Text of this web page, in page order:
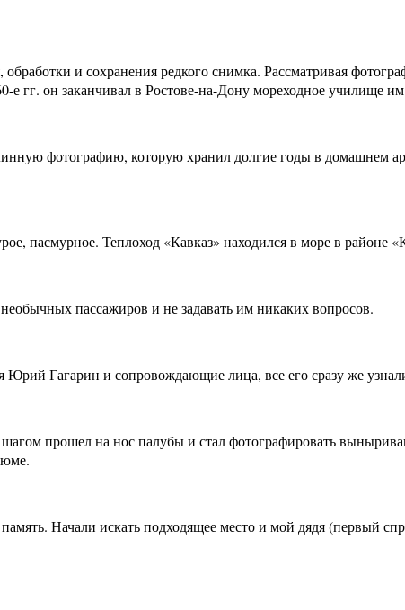
и сохранения редкого снимка. Рассматривая
е гг. он заканчивал в Ростове-на-Дону мореходное училище
фотографию, которую хранил долгие годы в домашнем
пасмурное. Теплоход «Кавказ» находился в море в районе
пассажиров и не задавать им никаких вопросов.
Юрий Гагарин и сопровождающие лица, все его сразу же
прошел на нос палубы и стал фотографировать
Начали искать подходящее место и мой дядя (первый